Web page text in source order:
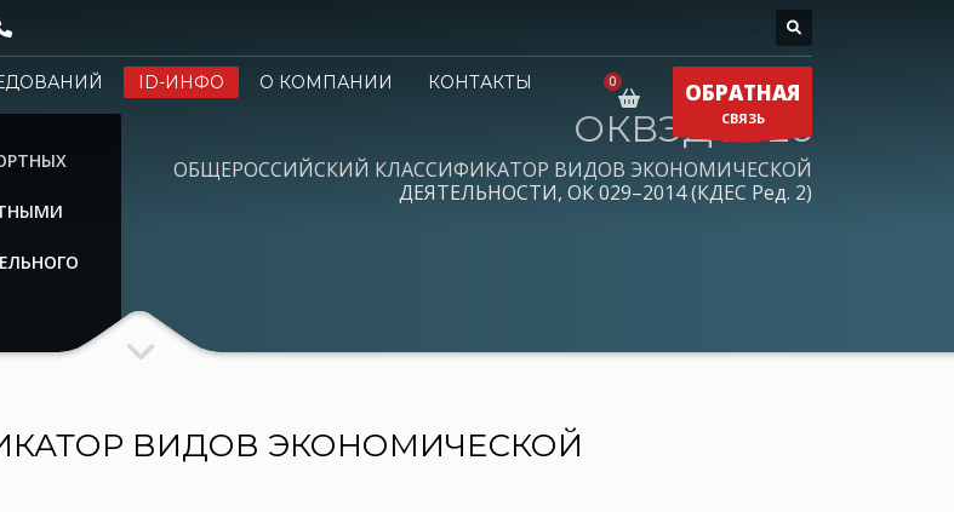
ID-ИНФО О КОМПАНИИ
КОНТАКТЫ
ОБРАТНАЯ
СВЯЗЬ
ОКВЭД 2026
ОБЩЕРОССИЙСКИЙ КЛАССИФИКАТОР ВИДОВ ЭКОНОМИЧЕСКОЙ
ДЕЯТЕЛЬНОСТИ, ОК 029–2014 (КДЕС Ред. 2)
ВИДОВ ЭКОНОМИЧЕСКОЙ